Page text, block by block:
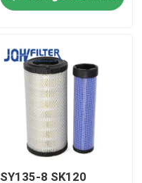
SY135-8 SK120